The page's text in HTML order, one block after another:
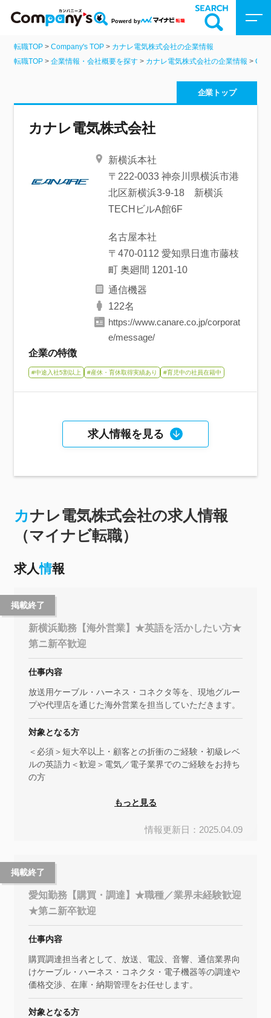
Powerd by
Company’sトップ
動画を探す
転職TOP > Company's TOP > カナレ電気株式会社の企業情報
転職TOP > 企業情報・会社概要を探す > カナレ電気株式会社の企業情報 >
企業トップ
カナレ電気株式会社
新横浜本社
〒222-0033 神奈川県横浜市港
北区新横浜3-9-18 新横浜
TECHビルA館6F
名古屋本社
〒470-0112 愛知県日進市藤枝
町 奥廻間 1201-10
通信機器
122名
https://www.canare.co.jp/corporat
e/message/
企業の特徴
#中途入社5割以上 #産休・育休取得実績あり #育児中の社員在籍中
求人情報を見る
カナレ電気株式会社の求人情報
（マイナビ転職）
求人情報
掲載終了
情報更新日：2025.04.09
新横浜勤務【海外営業】★英語を活かしたい方★
第ニ新卒歓迎
仕事内容
放送用ケーブル・ハーネス・コネクタ等を、現地グルー
プや代理店を通じた海外営業を担当していただきます。
対象となる方
＜必須＞短大卒以上・顧客との折衝のご経験・初級レベ
ルの英語力＜歓迎＞電気／電子業界でのご経験をお持ち
の方
もっと見る
掲載終了
愛知勤務【購買・調達】★職種／業界未経験歓迎
★第ニ新卒歓迎
仕事内容
購買調達担当者として、放送、電設、音響、通信業界向
けケーブル・ハーネス・コネクタ・電子機器等の調達や
価格交渉、在庫・納期管理をお任せします。
対象となる方